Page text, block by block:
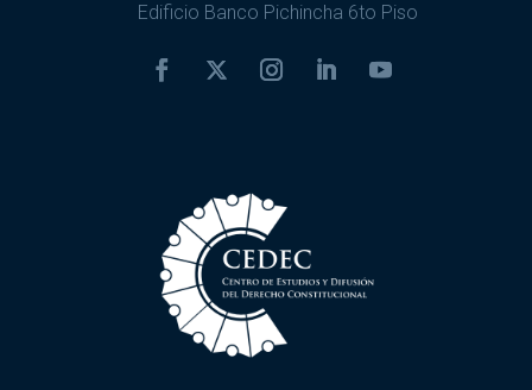
Edificio Banco Pichincha 6to Piso